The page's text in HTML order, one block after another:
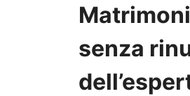
senza